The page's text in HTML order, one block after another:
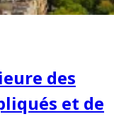
des
et de